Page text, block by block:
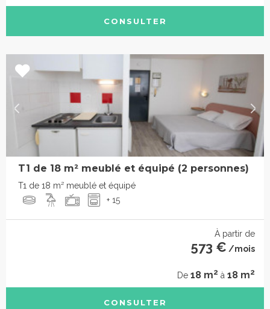
CONSULTER
T1 de 18 m² meublé et équipé (2 personnes)
T1 de 18 m² meublé et équipé
+ 15
À partir de
573 € /mois
De 18 m2 à 18 m2
CONSULTER